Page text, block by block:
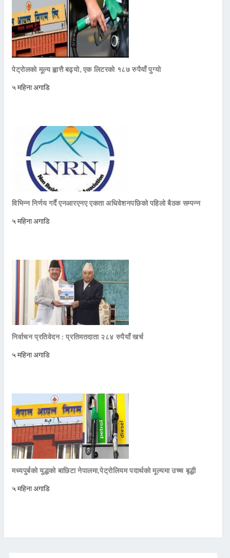
पेट्रोलको मूल्य ह्वात्तै बढ्यो, एक लिटरको १८७ रुपैयाँ पुग्यो
५ महिना अगाडि
विभिन्न निर्णय गर्दै एनआरएनए एकता अधिवेशनपछिको पहिलो बैठक सम्पन्न
५ महिना अगाडि
निर्वाचन प्रतिवेदन : प्रतिमतदाता २८४ रुपैयाँ खर्च
५ महिना अगाडि
मध्यपुर्बको युद्धको बाछिटा नेपालमा,पेट्रोलियम पदार्थको मूल्यमा उच्च बृद्धी
५ महिना अगाडि